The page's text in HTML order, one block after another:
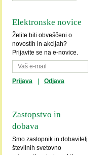
Elektronske novice
Želite biti obveščeni o
novostih in akcijah?
Prijavite se na e-novice.
Prijava Odjava
Zastopstvo in
dobava
Smo zastopnik in dobavitelj
številnih svetovno